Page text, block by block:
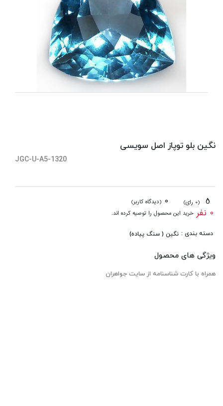
نگین بلو توپاز اصل سویسی
JGC-U-A5-1320
(0 رای) 0 (دیدگاه کاربر)
0 نفر خرید این محصول را توصیه کرده اند.
دسته بندی : نگین ( سنگ پیاده)
ویژگی های محصول
همراه با کارت شناسنامه از سایت جواهران